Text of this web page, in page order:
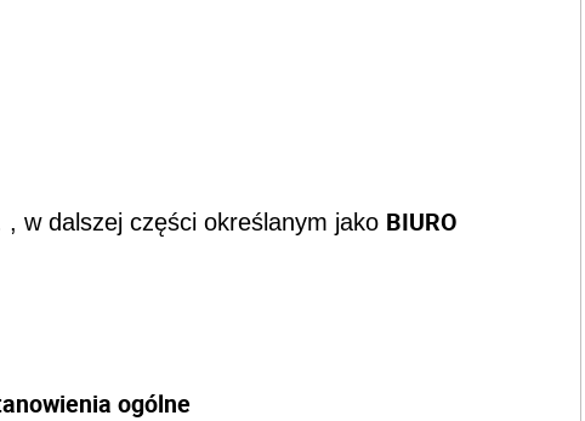
części określanym jako BIURO
ogólne